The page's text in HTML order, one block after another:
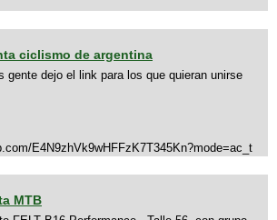
ciclismo de argentina
gente dejo el link para los que quieran unirse
E4N9zhVk9wHFFzK7T345Kn?mode=ac_t
MTB